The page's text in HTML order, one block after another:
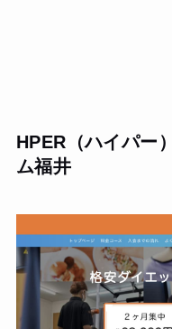
HPER（ハイパー
ム福井